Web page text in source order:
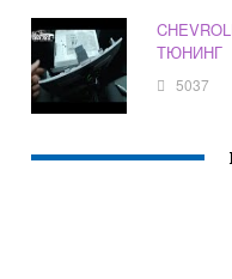
ТЮНИНГ
5037